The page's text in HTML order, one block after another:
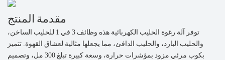
مقدمة المنتج
توفر آلة رغوة الحليب الكهربائية هذه وظائف 3 في 1 للحليب الساخن،
والحليب البارد، والحليب الدافئ، مما يجعلها مثالية لعشاق القهوة. تتميز
بكوب مرئي مزود بمؤشرات حرارة، وسعة كبيرة تبلغ 300 مل، وتصميم